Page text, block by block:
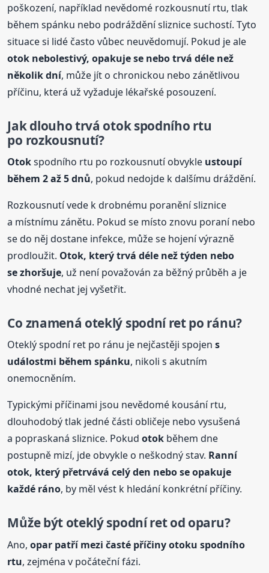
poškození, například nevědomé rozkousnutí rtu, tlak
během spánku nebo podráždění sliznice suchostí. Tyto
situace si lidé často vůbec neuvědomují. Pokud je ale
otok nebolestivý, opakuje se nebo trvá déle než
několik dní, může jít o chronickou nebo zánětlivou
příčinu, která už vyžaduje lékařské posouzení.
Jak dlouho trvá otokspodního rtu
po rozkousnutí?
Otokspodního rtu po rozkousnutí obvykle ustoupí
během 2 až 5 dnů, pokud nedojde k dalšímu dráždění.
Rozkousnutí vede k drobnému poranění sliznice
a místnímu zánětu. Pokud se místo znovu poraní nebo
se do něj dostane infekce, může se hojení výrazně
prodloužit. Otok, který trvá déle než týden nebo
se zhoršuje, už není považován za běžný průběh a je
vhodné nechat jej vyšetřit.
Co znamená oteklý spodní ret po ránu?
Oteklý spodní ret po ránu je nejčastěji spojens
událostmi během spánku, nikoli s akutním
onemocněním.
Typickými příčinami jsou nevědomé kousání rtu,
dlouhodobý tlak jedné části obličeje nebo vysušená
a popraskaná sliznice. Pokudotok během dne
postupně mizí, jde obvykle o neškodný stav. Ranní
otok, který přetrvává celý den nebo se opakuje
každé ráno, by měl vést k hledání konkrétní příčiny.
Může být oteklý spodní ret od oparu?
Ano,opar patří mezi časté příčinyotoku spodního
rtu, zejména v počáteční fázi.